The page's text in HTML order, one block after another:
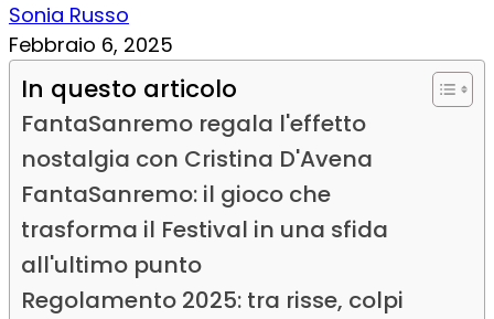
Sonia Russo
Febbraio 6, 2025
In questo articolo
FantaSanremo regala l'effetto
nostalgia con Cristina D'Avena
FantaSanremo: il gioco che
trasforma il Festival in una sfida
all'ultimo punto
Regolamento 2025: tra risse, colpi